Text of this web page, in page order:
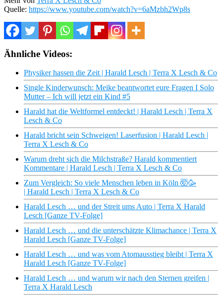
Quelle: https://www.youtube.com/watch?v=6aMzbh2Wp8s
Ähnliche Videos:
Physiker hassen die Zeit | Harald Lesch | Terra X Lesch & Co
Single Kinderwunsch: Meike beantwortet eure Fragen I Solo
Mutter – Ich will jetzt ein Kind #5
Harald hat die Weltformel entdeckt! | Harald Lesch | Terra X
Lesch & Co
Harald bricht sein Schweigen! Laserfusion | Harald Lesch |
Terra X Lesch & Co
Warum dreht sich die Milchstraße? Harald kommentiert
Kommentare | Harald Lesch | Terra X Lesch & Co
Zum Vergleich: So viele Menschen leben in Köln 🤯🥳
| Harald Lesch | Terra X Lesch & Co
Harald Lesch … und der Streit ums Auto | Terra X Harald
Lesch [Ganze TV-Folge]
Harald Lesch … und die unterschätzte Klimachance | Terra X
Harald Lesch [Ganze TV-Folge]
Harald Lesch … und was vom Atomausstieg bleibt | Terra X
Harald Lesch [Ganze TV-Folge]
Harald Lesch … und warum wir nach den Sternen greifen |
Terra X Harald Lesch